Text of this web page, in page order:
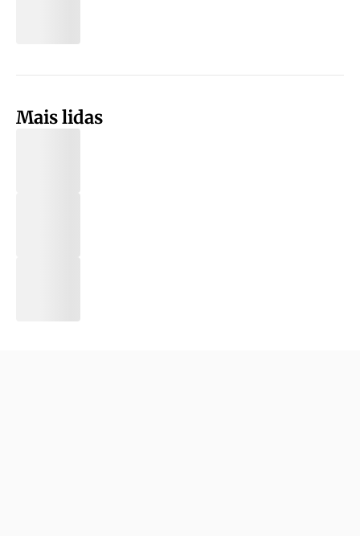
Mais lidas